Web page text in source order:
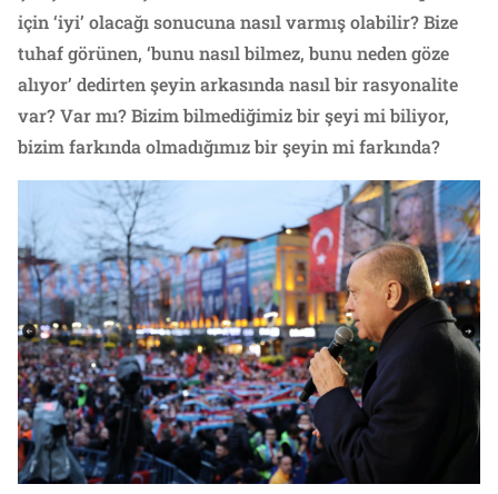
için ‘iyi’ olacağı sonucuna nasıl varmış olabilir? Bize
tuhaf görünen, ‘bunu nasıl bilmez, bunu neden göze
alıyor’ dedirten şeyin arkasında nasıl bir rasyonalite
var? Var mı? Bizim bilmediğimiz bir şeyi mi biliyor,
bizim farkında olmadığımız bir şeyin mi farkında?